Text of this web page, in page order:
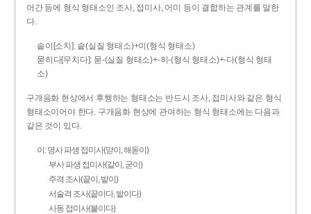
어간 등에 형식 형태소인 조사, 접미사, 어미 등이 결합하는 관계를 말한
다.
솥이[소치]: 솥(실질 형태소)+이(형식 형태소)
묻히다[무치다]: 묻­-(실질 형태소)+­-히­-(형식 형태소)+-다(형식 형태
소)
구개음화 현상에서 후행하는 형태소는 반드시 조사, 접미사와 같은 형식
형태소이어야 한다. 구개음화 현상에 관여하는 형식 형태소에는 다음과
같은 것이 있다.
이: 명사 파생 접미사(맏이, 해돋이)
부사 파생 접미사(같이, 굳이)
주격 조사(끝이, 밭이)
서술격 조사(끝이다, 밭이다)
사동 접미사(붙이다)